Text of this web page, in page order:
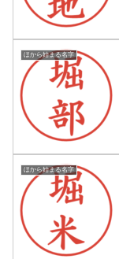
ほから始まる名字
ほから始まる名字